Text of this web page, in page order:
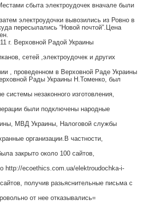
сбыта электроудочек вначале были
электроудочки вывозились из Ровно в
пересылались “Новой почтой”.Цена
г. Верховной Радой Украины
сетей ,электроудочек и других
, проведенном в Верховной Раде Украины
Рады Украины Н.Томенко, был
системы незаконного изготовления,
были подключены народные
МВД Украины, Налоговой службы
организации.В частности,
закрыто около 100 сайтов,
http://ecoethics.com.ua/elektroudochka-i-
получив разьяснительные письма с
от нее отказывались=